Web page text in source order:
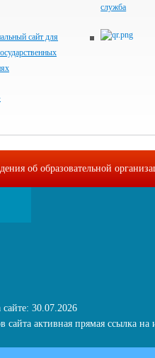
служба
сайт для
об образовательной
30.07.2026
активная прямая ссылка на